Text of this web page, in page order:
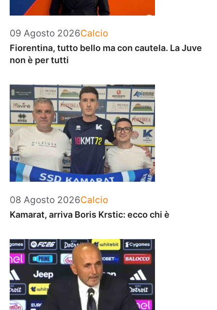
09 Agosto 2026Categorie
Calcio
Fiorentina, tutto bello ma con cautela. La Juve
non è per tutti
08 Agosto 2026Categorie
Calcio
Kamarat, arriva Boris Krstic: ecco chi è